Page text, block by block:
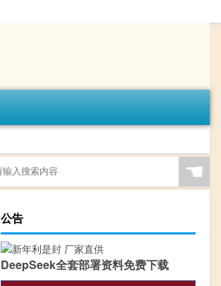
☚
公告
DeepSeek全套部署资料免费下载